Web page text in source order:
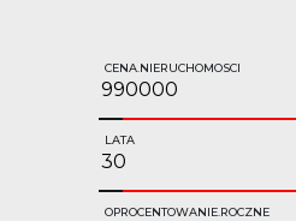
CENA.NIERUCHOMOSCI
LATA
OPROCENTOWANIE.ROCZNE